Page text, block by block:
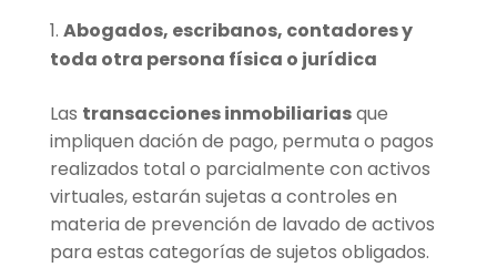
Abogados, escribanos, contadores y
toda otra persona física o jurídica
Las transacciones inmobiliariasque
impliquen dación de pago, permuta o pagos
realizados total o parcialmente con activos
virtuales, estarán sujetas a controles en
materia de prevención de lavado de activos
para estas categorías de sujetos obligados.